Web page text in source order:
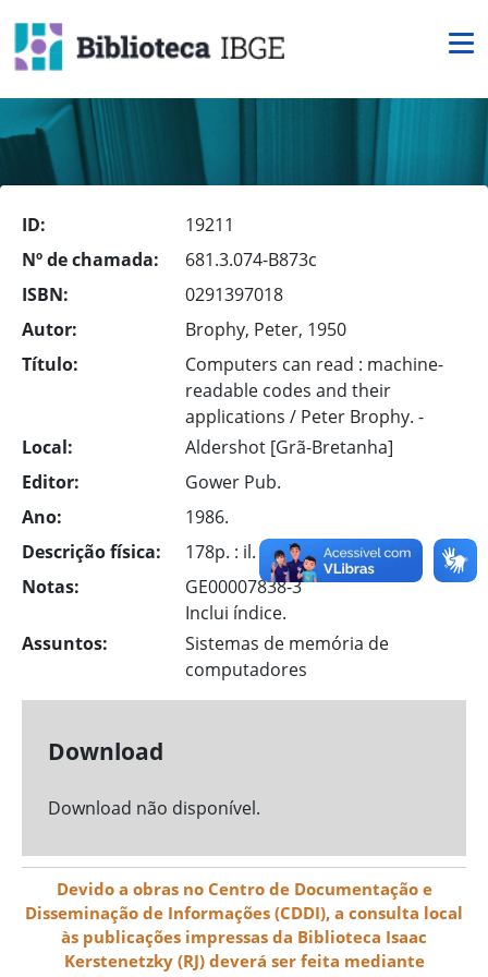
ID:
19211
Nº de chamada:
681.3.074-B873c
ISBN:
0291397018
Autor:
Brophy, Peter, 1950
Título:
Computers can read : machine-
readable codes and their
applications / Peter Brophy. -
Local:
Aldershot [Grã-Bretanha]
Editor:
Gower Pub.
Ano:
1986.
Descrição física:
178p. : il.
Notas:
GE00007838-3
Inclui índice.
Assuntos:
Sistemas de memória de
computadores
Download
Download não disponível.
Devido a obras no Centro de Documentação e
Disseminação de Informações (CDDI), a consulta local
às publicações impressas da Biblioteca Isaac
Kerstenetzky (RJ) deverá ser feita mediante